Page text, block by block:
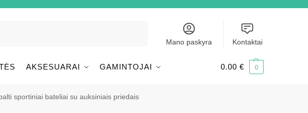
Mano paskyra Kontaktai
AKSESUARAI GAMINTOJAI 0.00 € 0
sportiniai bateliai su auksiniais priedais